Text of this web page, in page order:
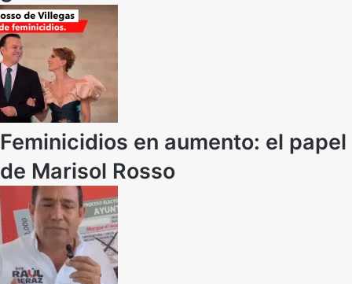
Feminicidios en aumento: el papel
de Marisol Rosso